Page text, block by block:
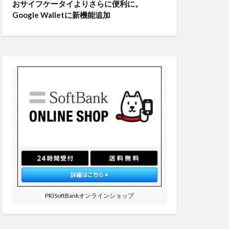
おサイフケータイよりさらに便利に。
Google Walletに新機能追加
PR)SoftBankオンラインショップ